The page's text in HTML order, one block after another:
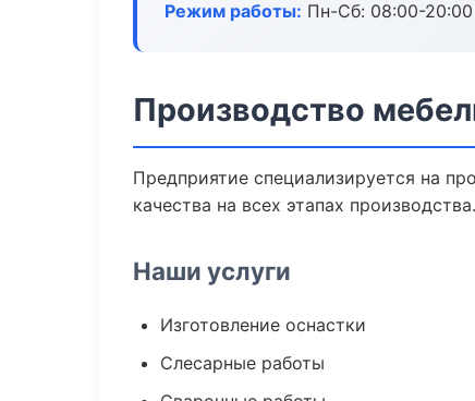
Режим работы: Пн-Сб: 08:00-20:00
Производство
Предприятие специализируется на
качества на всех этапах производства.
Наши услуги
Изготовление оснастки
Слесарные работы